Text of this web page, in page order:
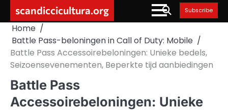
content
scandiccicultura.org Subscribe
Home
Battle Pass-beloningen in Call of Duty: Mobile
Battle Pass Accessoirebeloningen: Unieke bedels,
Seizoensevenementen, Beperkte tijd aanbiedingen
Battle Pass
Accessoirebeloningen: Unieke